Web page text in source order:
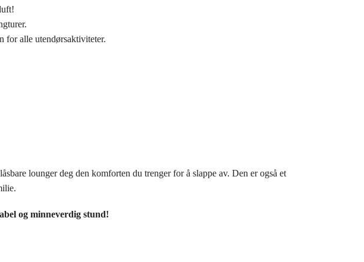
for alle utendørsaktiviteter.
lounger deg den komforten du trenger for å slappe av. Den er også et
og minneverdig stund!